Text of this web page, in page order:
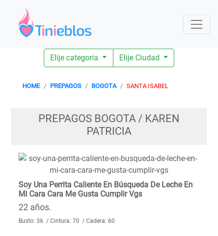
Elije categoria Elije Ciudad
HOME PREPAGOS BOGOTA SANTA ISABEL
PREPAGOS BOGOTA / KAREN
PATRICIA
Soy Una Perrita Caliente En Búsqueda De Leche En
Mi Cara Cara Me Gusta Cumplir Vgs
22 años.
Busto: 36 / Cintura: 70 / Cadera: 60